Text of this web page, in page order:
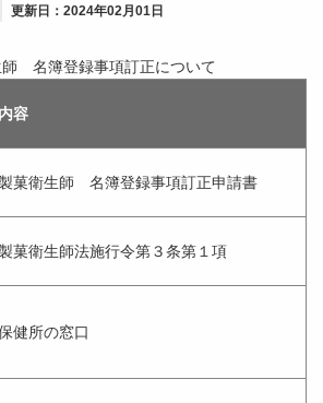
更新日： 2024年02月01日
内容
師 名簿登録事項訂正について
菓衛生師 名簿登録事項訂正申請書
菓衛生師法施行令第３条第１項
健所の窓口